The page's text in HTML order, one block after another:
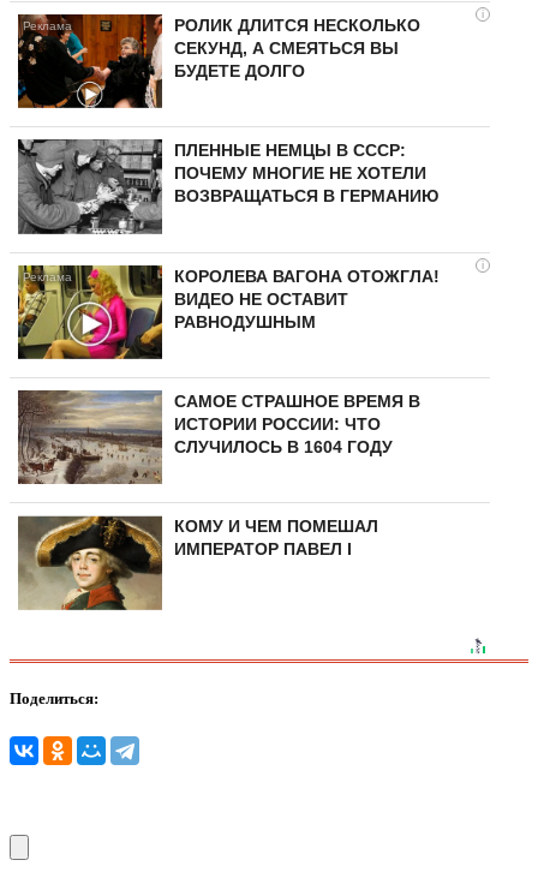
i
РОЛИК ДЛИТСЯ НЕСКОЛЬКО
СЕКУНД, А СМЕЯТЬСЯ ВЫ
БУДЕТЕ ДОЛГО
ПЛЕННЫЕ НЕМЦЫ В СССР:
ПОЧЕМУ МНОГИЕ НЕ ХОТЕЛИ
ВОЗВРАЩАТЬСЯ В ГЕРМАНИЮ
i
КОРОЛЕВА ВАГОНА ОТОЖГЛА!
ВИДЕО НЕ ОСТАВИТ
РАВНОДУШНЫМ
САМОЕ СТРАШНОЕ ВРЕМЯ В
ИСТОРИИ РОССИИ: ЧТО
СЛУЧИЛОСЬ В 1604 ГОДУ
КОМУ И ЧЕМ ПОМЕШАЛ
ИМПЕРАТОР ПАВЕЛ I
Поделиться: